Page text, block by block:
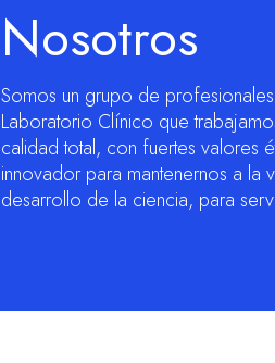
Nosotros
Somos un grupo de
Laboratorio Clínico que
calidad total, con fuertes valores
innovador para mantenernos a
desarrollo de la ciencia, para